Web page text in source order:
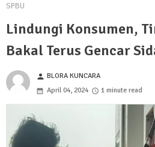
SPBU
Lindungi Konsumen,
Bakal Terus Gencar
person BLORA KUNCARA
April 04, 2024
1 minute read